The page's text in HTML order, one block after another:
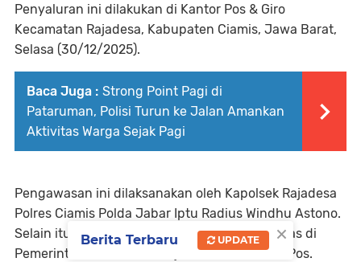
Penyaluran ini dilakukan di Kantor Pos & Giro
Kecamatan Rajadesa, Kabupaten Ciamis, Jawa Barat,
Selasa (30/12/2025).
Baca Juga : Strong Point Pagi di
Pataruman, Polisi Turun ke Jalan Amankan
Aktivitas Warga Sejak Pagi
Pengawasan ini dilaksanakan oleh Kapolsek Rajadesa
Polres Ciamis Polda Jabar Iptu Radius Windhu Astono.
Selain itu juga turut bersinergi dengan petugas di
Pemerintah Kecamatan Rajadesa dan Kantor Pos.
×
Berita Terbaru UPDATE